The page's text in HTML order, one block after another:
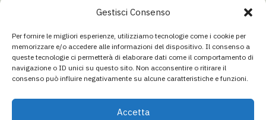
Gestisci Consenso
Per fornire le migliori esperienze, utilizziamo tecnologie come i cookie per
memorizzare e/o accedere alle informazioni del dispositivo. Il consenso a
queste tecnologie ci permetterà di elaborare dati come il comportamento di
navigazione o ID unici su questo sito. Non acconsentire o ritirare il
consenso può influire negativamente su alcune caratteristiche e funzioni.
Accetta
redazione@isolabergamascanews.it
info@italiacommunication.com